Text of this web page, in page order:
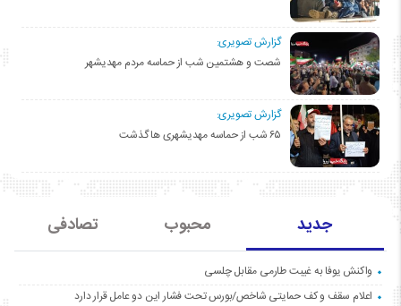
گزارش تصویری:
شصت و هشتمین شب از حماسه مردم مهدیشهر
گزارش تصویری:
۶۵ شب از حماسه مهدیشهری ها گذشت
جدید محبوب تصادفی
واکنش یوفا به غیبت طارمی مقابل چلسی
اعلام سقف و کف حمایتی شاخص/بورس تحت فشار این دو عامل قرار دارد